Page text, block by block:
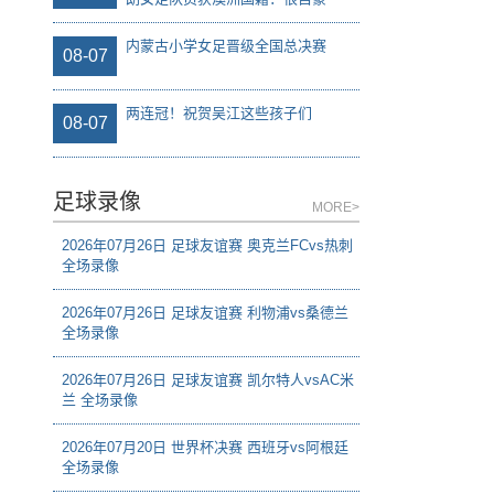
08-07
内蒙古小学女足晋级全国总决赛
08-07
两连冠！祝贺吴江这些孩子们
足球录像 MORE>
2026年07月26日 足球友谊赛 奥克兰FCvs热刺
全场录像
2026年07月26日 足球友谊赛 利物浦vs桑德兰
全场录像
2026年07月26日 足球友谊赛 凯尔特人vsAC米
兰 全场录像
2026年07月20日 世界杯决赛 西班牙vs阿根廷
全场录像